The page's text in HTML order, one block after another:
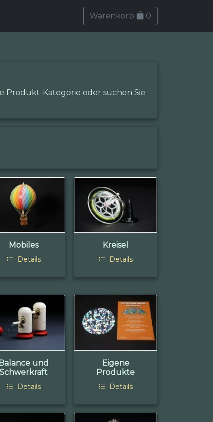
Warenkorb 0
Produkt-Kategorie oder suchen Sie
Mobiles
Details
Kreisel
Details
Balance und
Schwerkraft
Details
Eigene
Produkte
Details